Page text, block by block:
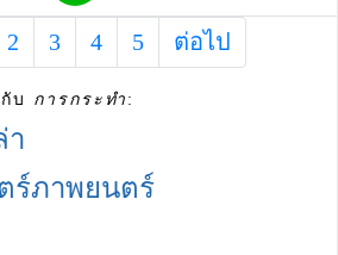
2 3 4 5 ต่อไป
บ การกระทำ :
า
ร์ภาพยนตร์